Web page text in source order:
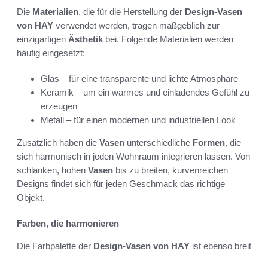
Die Materialien, die für die Herstellung der Design-Vasen
von HAY verwendet werden, tragen maßgeblich zur
einzigartigen Ästhetik bei. Folgende Materialien werden
häufig eingesetzt:
Glas – für eine transparente und lichte Atmosphäre
Keramik – um ein warmes und einladendes Gefühl zu
erzeugen
Metall – für einen modernen und industriellen Look
Zusätzlich haben die Vasen unterschiedliche Formen, die
sich harmonisch in jeden Wohnraum integrieren lassen. Von
schlanken, hohen Vasen bis zu breiten, kurvenreichen
Designs findet sich für jeden Geschmack das richtige
Objekt.
Farben, die harmonieren
Die Farbpalette der Design-Vasen von HAY ist ebenso breit